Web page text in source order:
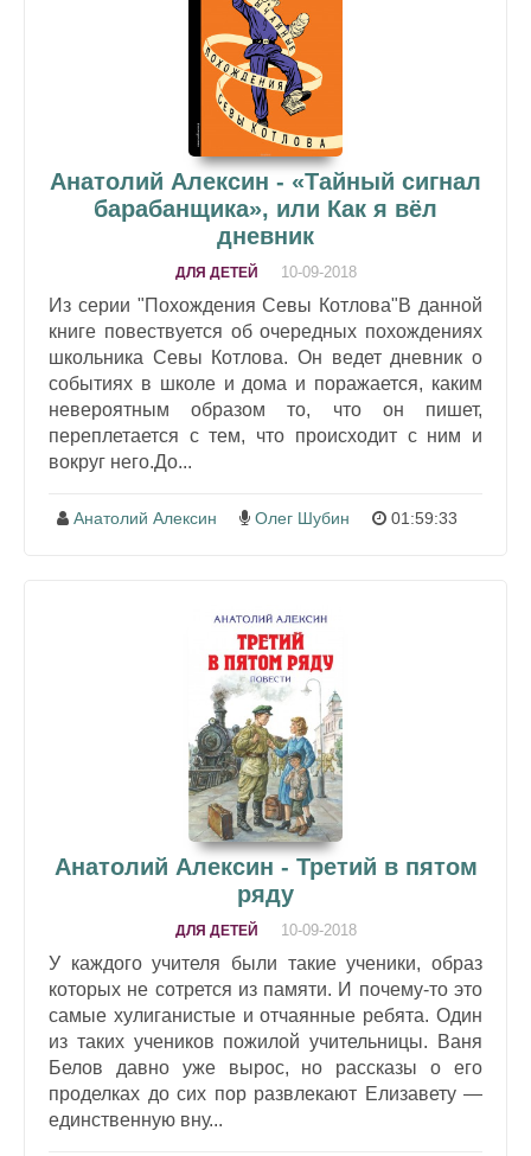
Анатолий Алексин - «Тайный сигнал
барабанщика», или Как я вёл
дневник
ДЛЯ ДЕТЕЙ 10-09-2018
Из серии "Похождения Севы Котлова"В данной
книге повествуется об очередных похождениях
школьника Севы Котлова. Он ведет дневник о
событиях в школе и дома и поражается, каким
невероятным образом то, что он пишет,
переплетается с тем, что происходит с ним и
вокруг него.До...
Анатолий Алексин Олег Шубин 01:59:33
Анатолий Алексин - Третий в пятом
ряду
ДЛЯ ДЕТЕЙ 10-09-2018
У каждого учителя были такие ученики, образ
которых не сотрется из памяти. И почему-то это
самые хулиганистые и отчаянные ребята. Один
из таких учеников пожилой учительницы. Ваня
Белов давно уже вырос, но рассказы о его
проделках до сих пор развлекают Елизавету —
единственную вну...